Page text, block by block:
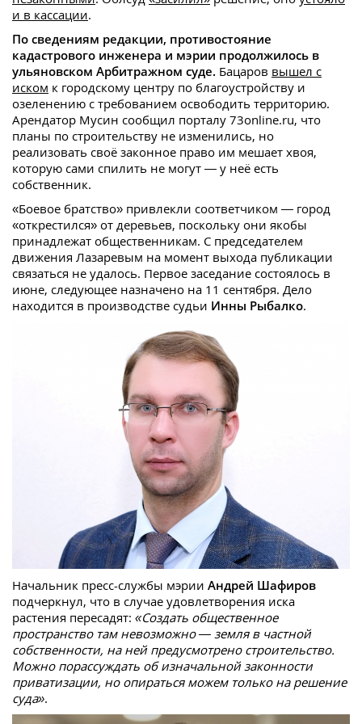
и в кассации.
По сведениям редакции, противостояние
кадастрового инженера и мэрии продолжилось в
ульяновском Арбитражном суде. Бацаров вышел с
иском к городскому центру по благоустройству и
озеленению с требованием освободить территорию.
Арендатор Мусин сообщил порталу 73online.ru, что
планы по строительству не изменились, но
реализовать своё законное право им мешает хвоя,
которую сами спилить не могут — у неё есть
собственник.
«Боевое братство» привлекли соответчиком — город
«открестился» от деревьев, поскольку они якобы
принадлежат общественникам. С председателем
движения Лазаревым на момент выхода публикации
связаться не удалось. Первое заседание состоялось в
июне, следующее назначено на 11 сентября. Дело
находится в производстве судьи Инны Рыбалко.
Начальник пресс-службы мэрии Андрей Шафиров
подчеркнул, что в случае удовлетворения иска
растения пересадят: «Создать общественное
пространство там невозможно — земля в частной
собственности, на ней предусмотрено строительство.
Можно порассуждать об изначальной законности
приватизации, но опираться можем только на решение
суда».